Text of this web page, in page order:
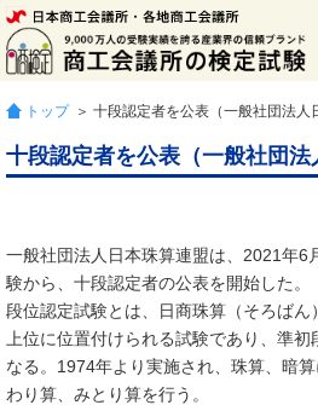
トップ ＞ 十段認定者を公表（一般社団法人
十段認定者を公表（一般社団法
一般社団法人日本珠算連盟は、2021年6
験から、十段認定者の公表を開始した。
段位認定試験とは、日商珠算（そろば
上位に位置付けられる試験であり、準
なる。1974年より実施され、珠算、暗
わり算、みとり算を行う。